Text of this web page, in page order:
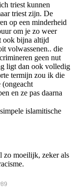
triest kunnen
triest zijn. De
op een minderheid
om je zo weer
ook bijna altijd
volwassenen.. die
geen nut
ligt dan ook volledig
termijn zou ik die
en ze pas daarna
islamitische
zo moeilijk, zeker als